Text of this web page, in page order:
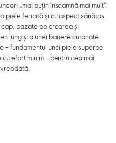
„mai puțin înseamnă mai mult”.
piele fericită și cu aspect sănătos.
cap, bazate pe crearea și
lung și a unei bariere cutanate
– fundamentul unei piele superbe
efort minim – pentru cea mai